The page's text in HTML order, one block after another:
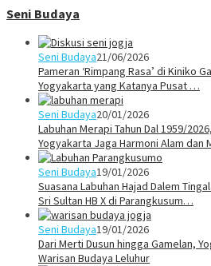
Seni Budaya
Seni Budaya21/06/2026
Pameran ‘Rimpang Rasa’ di Kiniko
Yogyakarta yang Katanya Pusat …
Seni Budaya20/01/2026
Labuhan Merapi Tahun Dal 1959/
Yogyakarta Jaga Harmoni Alam dan
Seni Budaya19/01/2026
Suasana Labuhan Hajad Dalem
Sri Sultan HB X di Parangkusum…
Seni Budaya19/01/2026
Dari Merti Dusun hingga Gamelan,
Warisan Budaya Leluhur